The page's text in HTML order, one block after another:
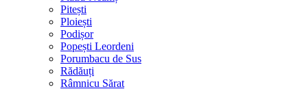
Pitești
Ploiești
Podișor
Popești Leordeni
Porumbacu de Sus
Rădăuți
Râmnicu Sărat